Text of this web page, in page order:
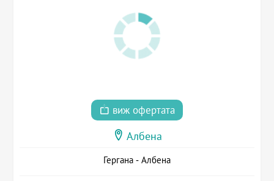
виж офертата
Албена
Гергана - Албена